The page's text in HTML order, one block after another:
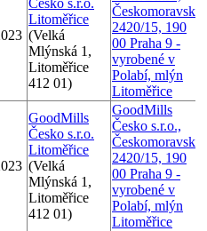
Česko s.r.o.
Litoměřice
(Velká
Mlýnská 1,
Litoměřice
412 01)
Českomoravská
2420/15, 190
00 Praha 9 -
vyrobené v
Polabí, mlýn
Litoměřice
GoodMills
Česko s.r.o.
Litoměřice
(Velká
Mlýnská 1,
Litoměřice
412 01)
GoodMills
Česko s.r.o.,
Českomoravská
2420/15, 190
00 Praha 9 -
vyrobené v
Polabí, mlýn
Litoměřice